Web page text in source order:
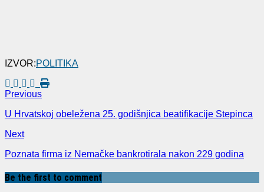
IZVOR:POLITIKA
Previous
U Hrvatskoj obeležena 25. godišnjica beatifikacije Stepinca
Next
Poznata firma iz Nemačke bankrotirala nakon 229 godina
Be the first to comment